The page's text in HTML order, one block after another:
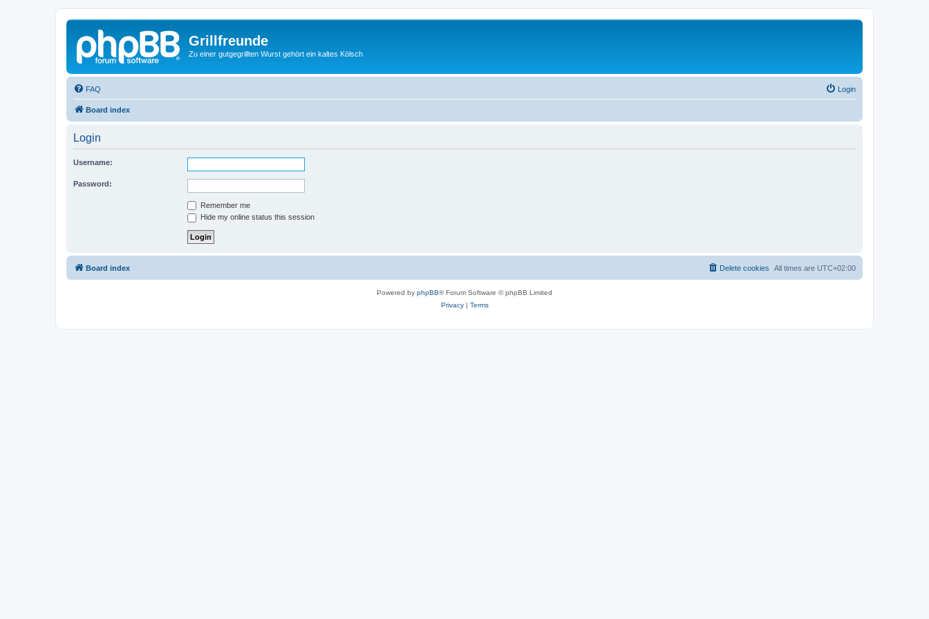
Grillfreunde
Zu einer gutgegrillten Wurst gehört ein kaltes Kölsch
FAQ Login
Board index
Login
Username:
Password:
Remember me
Hide my online status this session
Board index All times are UTC+02:00
Delete cookies
Powered by phpBB® Forum Software © phpBB Limited
Privacy| Terms